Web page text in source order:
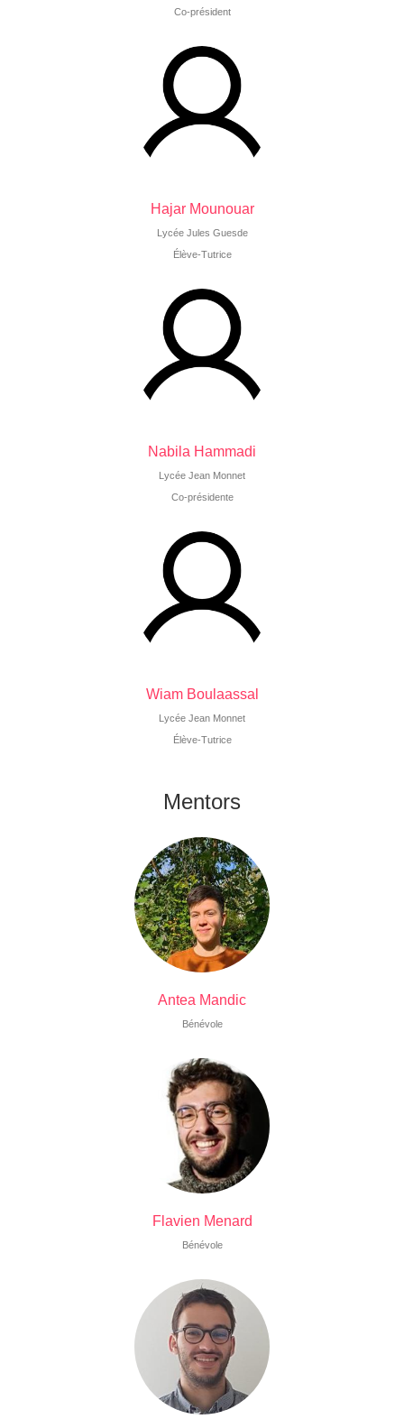
Co-président
Hajar Mounouar
Lycée Jules Guesde
Élève-Tutrice
Nabila Hammadi
Lycée Jean Monnet
Co-présidente
Wiam Boulaassal
Lycée Jean Monnet
Élève-Tutrice
Mentors
Antea Mandic
Bénévole
Flavien Menard
Bénévole